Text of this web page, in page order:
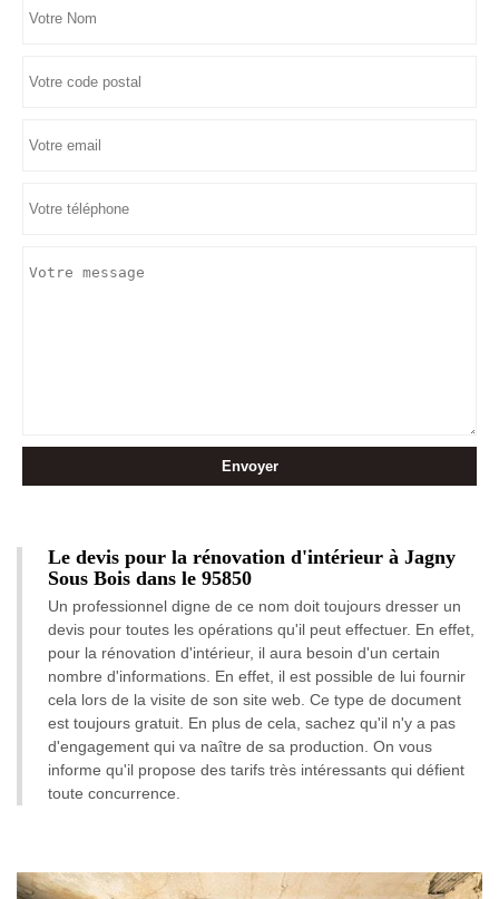
Le devis pour la rénovation d'intérieur à Jagny
Sous Bois dans le 95850
Un professionnel digne de ce nom doit toujours dresser un
devis pour toutes les opérations qu'il peut effectuer. En effet,
pour la rénovation d'intérieur, il aura besoin d'un certain
nombre d'informations. En effet, il est possible de lui fournir
cela lors de la visite de son site web. Ce type de document
est toujours gratuit. En plus de cela, sachez qu'il n'y a pas
d'engagement qui va naître de sa production. On vous
informe qu'il propose des tarifs très intéressants qui défient
toute concurrence.